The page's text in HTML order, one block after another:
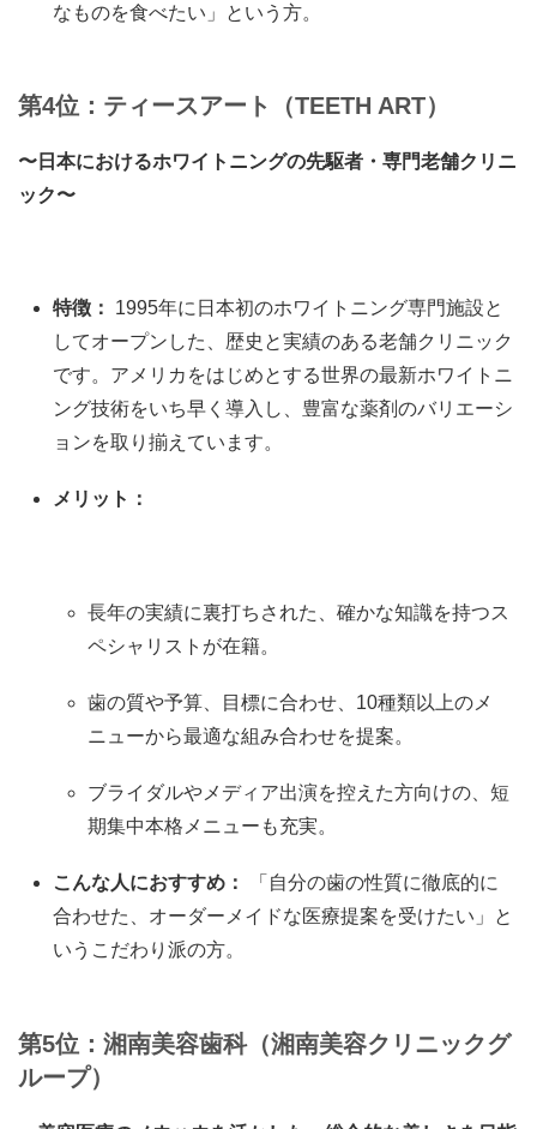
なものを食べたい」という方。
第4位：ティースアート（TEETH ART）
〜日本におけるホワイトニングの先駆者・専門老舗クリニ
ック〜
特徴：
1995年に日本初のホワイトニング専門施設と
してオープンした、歴史と実績のある老舗クリニック
です。アメリカをはじめとする世界の最新ホワイトニ
ング技術をいち早く導入し、豊富な薬剤のバリエーシ
ョンを取り揃えています。
メリット：
長年の実績に裏打ちされた、確かな知識を持つス
ペシャリストが在籍。
歯の質や予算、目標に合わせ、10種類以上のメ
ニューから最適な組み合わせを提案。
ブライダルやメディア出演を控えた方向けの、短
期集中本格メニューも充実。
こんな人におすすめ：
「自分の歯の性質に徹底的に
合わせた、オーダーメイドな医療提案を受けたい」と
いうこだわり派の方。
第5位：湘南美容歯科（湘南美容クリニックグ
ループ）